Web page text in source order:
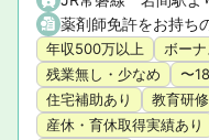
薬剤師免許をお持ち
年収500万以上 ボー
残業無し・少なめ
〜
住宅補助あり
教育研
産休・育休取得実績あり